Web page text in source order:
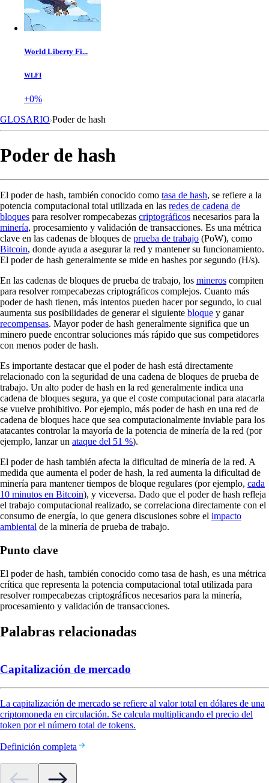
World Liberty Fi...
WLFI
+0%
GLOSARIO Poder de hash
Poder de hash
El poder de hash, también conocido como tasa de hash, se refiere a la
potencia computacional total utilizada en las redes de cadena de
bloques para resolver rompecabezas criptográficos necesarios para la
minería, procesamiento y validación de transacciones. Es una métrica
clave en las cadenas de bloques de prueba de trabajo (PoW), como
Bitcoin, donde ayuda a asegurar la red y mantener su funcionamiento.
El poder de hash generalmente se mide en hashes por segundo (H/s).
En las cadenas de bloques de prueba de trabajo, los mineros compiten
para resolver rompecabezas criptográficos complejos. Cuanto más
poder de hash tienen, más intentos pueden hacer por segundo, lo cual
aumenta sus posibilidades de generar el siguiente bloque y ganar
recompensas. Mayor poder de hash generalmente significa que un
minero puede encontrar soluciones más rápido que sus competidores
con menos poder de hash.
Es importante destacar que el poder de hash está directamente
relacionado con la seguridad de una cadena de bloques de prueba de
trabajo. Un alto poder de hash en la red generalmente indica una
cadena de bloques segura, ya que el coste computacional para atacarla
se vuelve prohibitivo. Por ejemplo, más poder de hash en una red de
cadena de bloques hace que sea computacionalmente inviable para los
atacantes controlar la mayoría de la potencia de minería de la red (por
ejemplo, lanzar un ataque del 51 %).
El poder de hash también afecta la dificultad de minería de la red. A
medida que aumenta el poder de hash, la red aumenta la dificultad de
minería para mantener tiempos de bloque regulares (por ejemplo, cada
10 minutos en Bitcoin), y viceversa. Dado que el poder de hash refleja
el trabajo computacional realizado, se correlaciona directamente con el
consumo de energía, lo que genera discusiones sobre el impacto
ambiental de la minería de prueba de trabajo.
Punto clave
El poder de hash, también conocido como tasa de hash, es una métrica
crítica que representa la potencia computacional total utilizada para
resolver rompecabezas criptográficos necesarios para la minería,
procesamiento y validación de transacciones.
Palabras relacionadas
Capitalización de mercado
La capitalización de mercado se refiere al valor total en dólares de una
criptomoneda en circulación. Se calcula multiplicando el precio del
token por el número total de tokens.
Definición completa